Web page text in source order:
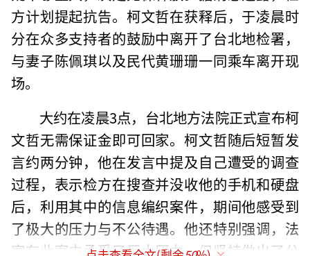
方计划提起抗告。柯文哲在获释后，于凌晨时
分在众多支持者的鼓励中离开了台北地检署，
与妻子陈佩琪以及民代黄珊珊一同乘车离开现
场。
大约在凌晨3点，台北地方法院正式宣布柯
文哲无需保证金即可回家。柯文哲随后短暂发
言约两分钟，他在发言中提及自己遭受的调查
过程，表示检方在搜查并没收他的手机和硬盘
后，利用其中的信息编织案件，期间他感受到
了极大的压力与不公待遇。他还特别强调，法
官在此案中承受了巨大压力，但坚持做出了公